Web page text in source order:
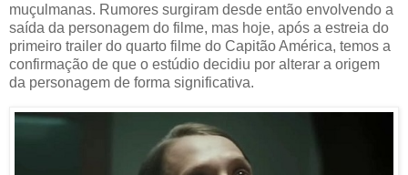
muçulmanas. Rumores surgiram desde então envolvendo a
saída da personagem do filme, mas hoje, após a estreia do
primeiro trailer do quarto filme do Capitão América, temos a
confirmação de que o estúdio decidiu por alterar a origem
da personagem de forma significativa.